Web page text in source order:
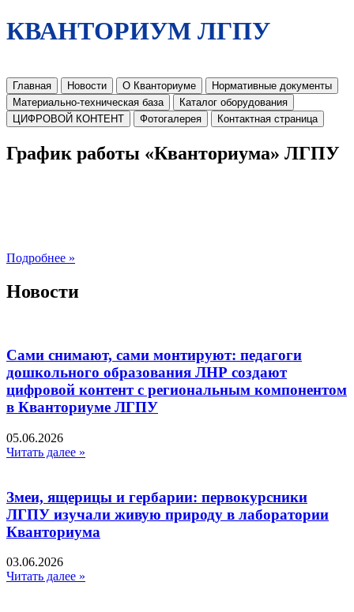
КВАНТОРИУМ ЛГПУ
Главная Новости О Кванториуме
Нормативные документы
Материально-техническая база
Каталог оборудования
ЦИФРОВОЙ КОНТЕНТ
Фотогалерея Контактная страница
График работы «Кванториума» ЛГПУ
Подробнее »
Новости
Сами снимают, сами монтируют: педагоги
дошкольного образования ЛНР создают
цифровой контент с региональным компонентом
в Кванториуме ЛГПУ​
05.06.2026
Читать далее »
Змеи, ящерицы и гербарии: первокурсники
ЛГПУ изучали живую природу в лаборатории
Кванториума
03.06.2026
Читать далее »